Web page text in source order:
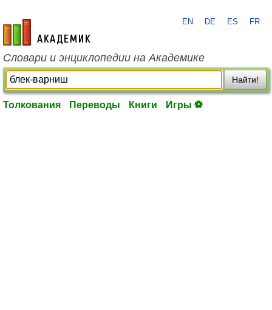
academic.ru
EN DE ES FR
Словари и энциклопедии на Академике
Найти!
Толкования Переводы Книги Игры ⚽